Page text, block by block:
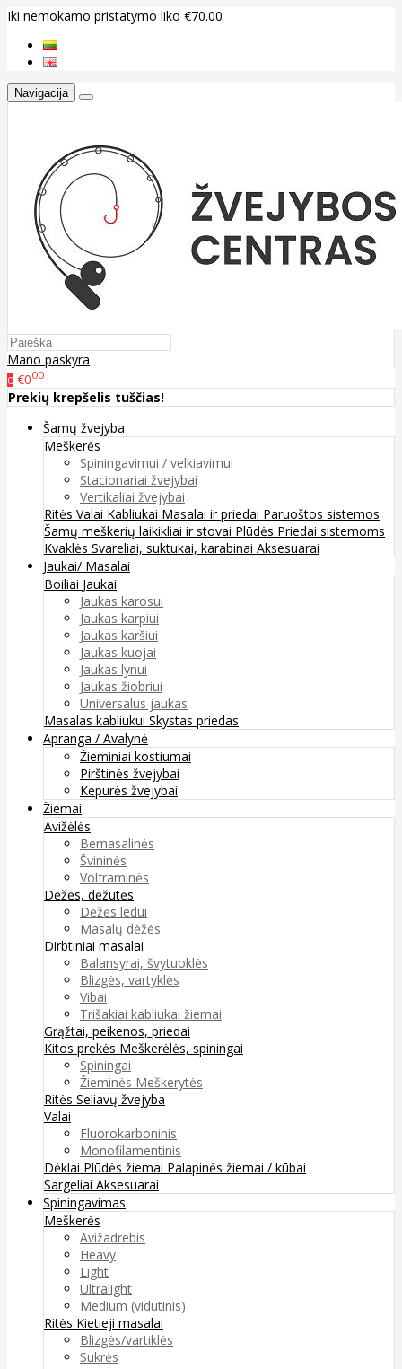
Iki nemokamo pristatymo liko €70.00
Navigacija
Mano paskyra
0 €000
Prekių krepšelis tuščias!
Šamų žvejyba
Meškerės
Spiningavimui / velkiavimui
Stacionariai žvejybai
Vertikaliai žvejybai
Ritės Valai Kabliukai Masalai ir priedai Paruoštos sistemos
Šamų meškerių laikikliai ir stovai Plūdės Priedai sistemoms
Kvaklės Svareliai, suktukai, karabinai Aksesuarai
Jaukai/ Masalai
Boiliai Jaukai
Jaukas karosui
Jaukas karpiui
Jaukas karšiui
Jaukas kuojai
Jaukas lynui
Jaukas žiobriui
Universalus jaukas
Masalas kabliukui Skystas priedas
Apranga / Avalynė
Žieminiai kostiumai
Pirštinės žvejybai
Kepurės žvejybai
Žiemai
Avižėlės
Bemasalinės
Švininės
Volframinės
Dėžės, dėžutės
Dėžės ledui
Masalų dėžės
Dirbtiniai masalai
Balansyrai, švytuoklės
Blizgės, vartyklės
Vibai
Trišakiai kabliukai žiemai
Grąžtai, peikenos, priedai
Kitos prekės Meškerėlės, spiningai
Spiningai
Žieminės Meškerytės
Ritės Seliavų žvejyba
Valai
Fluorokarboninis
Monofilamentinis
Dėklai Plūdės žiemai Palapinės žiemai / kūbai
Sargeliai Aksesuarai
Spiningavimas
Meškerės
Avižadrebis
Heavy
Light
Ultralight
Medium (vidutinis)
Ritės Kietieji masalai
Blizgės/vartiklės
Sukrės